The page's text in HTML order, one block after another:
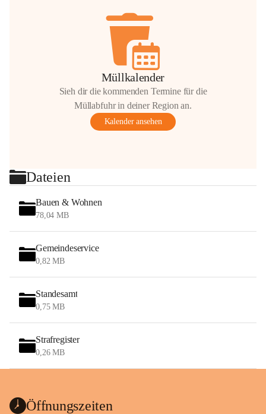
Müllkalender
Sieh dir die kommenden Termine für die
Müllabfuhr in deiner Region an.
Kalender ansehen
Dateien
Bauen & Wohnen
78,04 MB
Gemeindeservice
0,82 MB
Standesamt
0,75 MB
Strafregister
0,26 MB
Öffnungszeiten